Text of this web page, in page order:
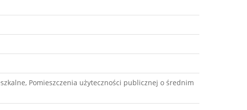
Pomieszczenia użyteczności publicznej o średnim